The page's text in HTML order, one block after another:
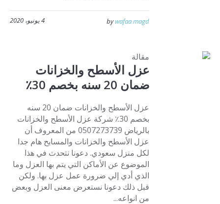
4 يونيو، 2020 bywafaa magd
مقالة
عزل الأسطح والخزانات
ضمان 20 سنه بخصم 30٪
عزل الأسطح والخزانات ضمان 20 سنه
بخصم 30٪ شركة عزل الأسطح والخزانات
بالرياض 0507273739 من المعروف أن
عزل الأسطح والخزانات والمسابح هام جدا
لكل منزل سعودي. دعونا نتحدث في هذا
الموضوع عن الأماكن التي يتم بها العزل وما
الذي أدي إلي ضرورة عمل عزل بها. ولكن
قبل ذلك دعونا نستعرض معنى العزل وبعض
من انواعه...